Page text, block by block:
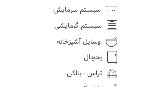
سیستم سرمایش
سیستم گرمایشی
وسایل آشپزخانه
یخچال
تراس - بالکن